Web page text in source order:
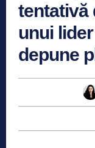
tentativă
unui
depune